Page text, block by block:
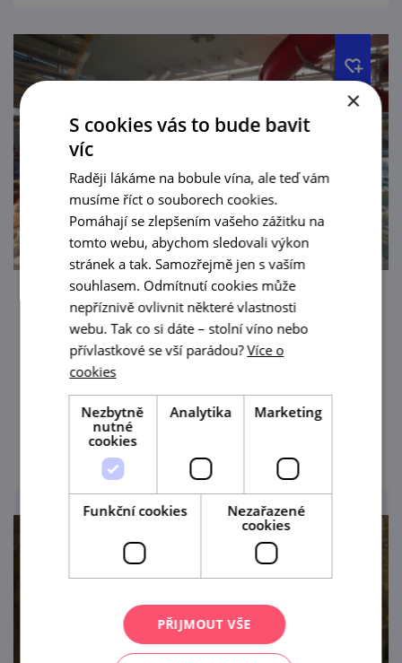
Wellness Kuřim
Aquapark s několika bazény, tobogánem a
fitkem má dokonalé zázemí i pro klidný relax
– třeba regenerační procedury a opalovací
terasu.
×
S cookies vás to bude bavit
víc
Raději lákáme na bobule vína, ale teď vám
musíme říct o souborech cookies.
Pomáhají se zlepšením vašeho zážitku na
tomto webu, abychom sledovali výkon
stránek a tak. Samozřejmě jen s vaším
souhlasem. Odmítnutí cookies může
nepříznivě ovlivnit některé vlastnosti
webu. Tak co si dáte – stolní víno nebo
přívlastkové se vší parádou?Více o
cookies
Nezbytně
nutné
cookies
Analytika Marketing
Funkční cookies
Nezařazené
cookies
PŘIJMOUT VŠE